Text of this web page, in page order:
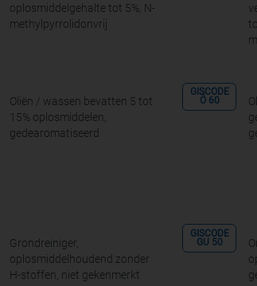
oplosmiddelgehalte tot 5%, N-
methyl­pyrrolidon­vrij
Oliën / wassen bevatten 5 tot
15% oplosmiddelen,
gedearomatiseerd
GISCODE
Ö 60
Grondreiniger,
oplosmiddelhoudend zonder
H-stoffen, niet gekenmerkt
GISCODE
GU 50